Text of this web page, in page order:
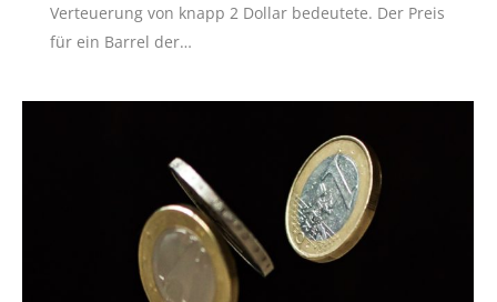
Verteuerung von knapp 2 Dollar bedeutete. Der Preis
für ein Barrel der…